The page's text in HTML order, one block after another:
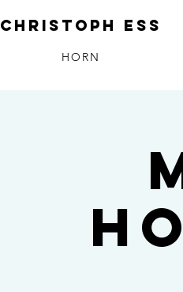
CHRISTOPH ESS
HORN